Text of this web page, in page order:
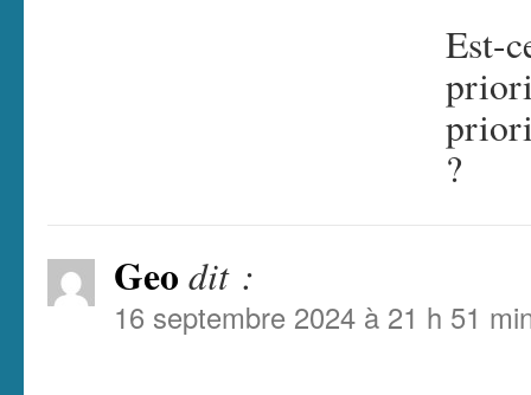
Est-
?
Geo dit :
16 septembre 2024 à 21 h 51